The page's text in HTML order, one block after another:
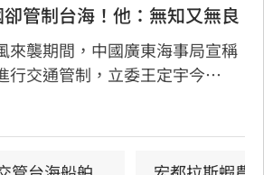
管制台海！他：無知又無良
來襲期間，中國廣東海事局宣稱
行交通管制，立委王定宇今
，直指中國政府此舉既無知又